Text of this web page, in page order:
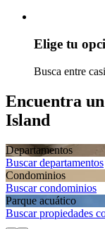
Elige tu
Busca entre
Encuentra
Island
Departamentos
Buscar departamentos
Condominios
Buscar condominios
Parque acuático
Buscar propiedades